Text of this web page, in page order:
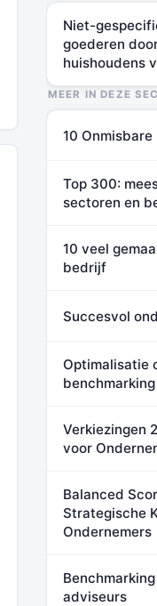
Niet-
goederen
huishoudens
MEER IN DEZE
10
Top 300:
sectoren en
10 veel
bedrijf
Succesvol
Optimalisatie
Verkiezingen
voor
Balanced
Strategische
Ondernemers
adviseurs